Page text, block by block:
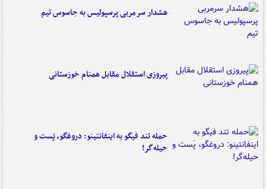
هشدار سرمربی پرسپولیس به جاسوس تیم
پیروزی استقلال مقابل همنام خوزستانی
حمله تند فیگو به اینفانتینو: دروغگو، پَست‌ و
حیله‌گر!